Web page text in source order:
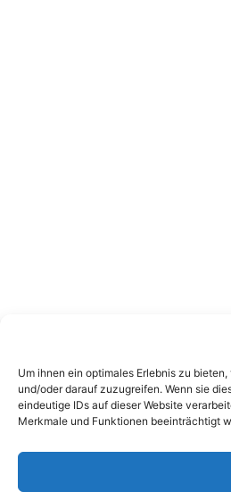
Um ihnen ein optimales Erlebnis zu
und/oder darauf zuzugreifen. Wenn sie
eindeutige IDs auf dieser Website
Merkmale und Funktionen beeinträchtigt